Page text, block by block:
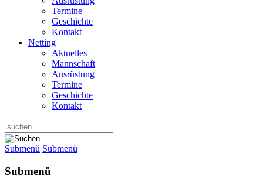
Termine
Geschichte
Kontakt
Netting
Aktuelles
Mannschaft
Ausrüstung
Termine
Geschichte
Kontakt
Submenü Submenü
Submenü